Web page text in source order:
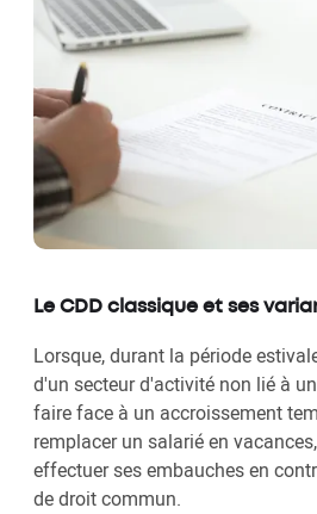
Le CDD classique et ses
Lorsque, durant la période
d'un secteur d'activité non lié à
faire face à un accroissement
remplacer un salarié en
effectuer ses embauches en
de droit commun.